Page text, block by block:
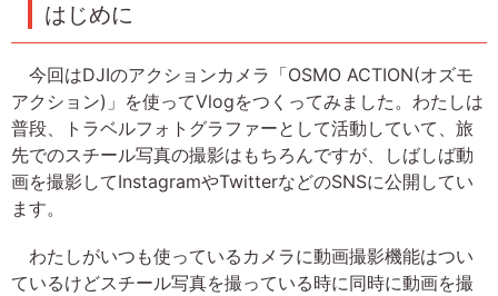
はじめに
今回はDJIのアクションカメラ「OSMO ACTION(オズモ
アクション)」を使ってVlogをつくってみました。わたしは
普段、トラベルフォトグラファーとして活動していて、旅
先でのスチール写真の撮影はもちろんですが、しばしば動
画を撮影してInstagramやTwitterなどのSNSに公開してい
ます。
わたしがいつも使っているカメラに動画撮影機能はつい
ているけどスチール写真を撮っている時に同時に動画を撮